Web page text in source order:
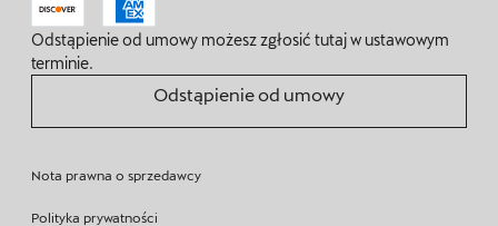
Odstąpienie od umowy możesz zgłosić tutaj w ustawowym
terminie.
Odstąpienie od umowy
Nota prawna o sprzedawcy
Polityka prywatności